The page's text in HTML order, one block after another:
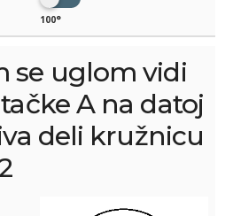
100°
se uglom vidi
A na datoj
deli kružnicu